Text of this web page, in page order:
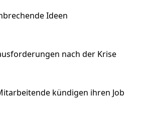
Ideen
nach der Krise
kündigen ihren Job